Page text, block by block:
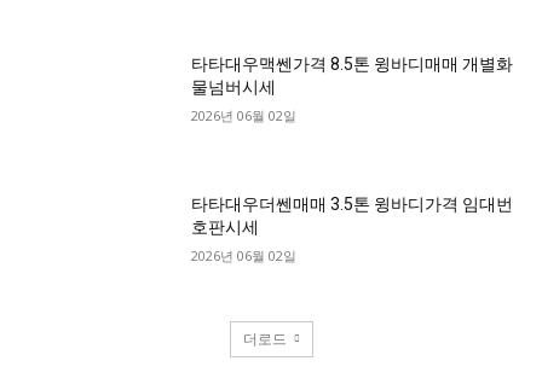
타타대우맥쎈가격 8.5톤 윙바디매매 개별화
물넘버시세
2026년 06월 02일
타타대우더쎈매매 3.5톤 윙바디가격 임대번
호판시세
2026년 06월 02일
더로드